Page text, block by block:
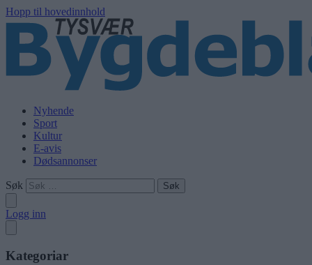
Hopp til hovedinnhold
Nyhende
Sport
Kultur
E-avis
Dødsannonser
Søk
Logg inn
Kategoriar